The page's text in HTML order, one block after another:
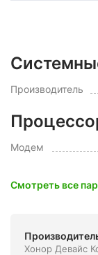
Производитель
Модем
Смотреть все
Хонор Девайс